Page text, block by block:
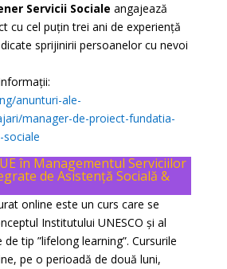
Servicii Sociale angajează
cu cel puțin trei ani de experiență
sprijinirii persoanelor cu nevoi
anunturi-ale-
manager-de-proiect-fundatia-
în Managementul Serviciilor
de Asistență Socială &
online este un curs care se
Institutului UNESCO și al
tip ”lifelong learning”. Cursurile
pe o perioadă de două luni,